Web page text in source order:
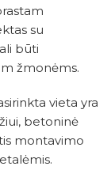
su
būti
žmonėms.
vieta yra
betoninė
montavimo